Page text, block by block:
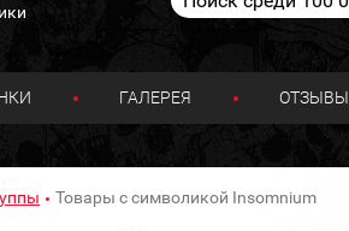
ГАЛЕРЕЯ ОТЗЫВЫ
Товары с символикой Insomnium